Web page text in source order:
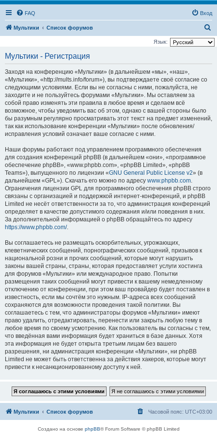
FAQ Вход
Мультики Список форумов
о
Язык:
Мультики - Регистрация
Заходя на конференцию «Мультики» (в дальнейшем «мы», «наш»,
«Мультики», «http://mults.info/forum»), вы подтверждаете своё согласие со
следующими условиями. Если вы не согласны с ними, пожалуйста, не
заходите и не пользуйтесь форумами «Мультики». Мы оставляем за
собой право изменять эти правила в любое время и сделаем всё
возможное, чтобы уведомить вас об этом, однако с вашей стороны было
бы разумным регулярно просматривать этот текст на предмет изменений,
так как использование конференции «Мультики» после обновления/
исправления условий означает ваше согласие с ними.
Наши форумы работают под управлением программного обеспечения
для создания конференций phpBB (в дальнейшем «они», «программное
обеспечение phpBB», «www.phpbb.com», «phpBB Limited», «phpBB
Teams»), выпущенного по лицензии «GNU General Public License v2» (в
дальнейшем «GPL»). Скачать его можно по адресу www.phpbb.com.
Ограничения лицензии GPL для программного обеспечения phpBB строго
связаны с организацией и поддержкой интернет-конференций, и phpBB
Limited не несёт ответственности за то, что администрация конференций
определяет в качестве допустимого содержания и/или поведения в них.
За дополнительной информацией о phpBB обращайтесь по адресу
https://www.phpbb.com/.
Вы соглашаетесь не размещать оскорбительных, угрожающих,
клеветнических сообщений, порнографических сообщений, призывов к
национальной розни и прочих сообщений, которые могут нарушить
законы вашей страны, страны, которая предоставляет услуги хостинга
для форумов «Мультики» или международное право. Попытки
размещения таких сообщений могут привести к вашему немедленному
отключению от конференции, при этом ваш провайдер будет поставлен в
известность, если мы сочтём это нужным. IP-адреса всех сообщений
сохраняются для возможности проведения такой политики. Вы
соглашаетесь с тем, что администраторы форумов «Мультики» имеют
право удалить, отредактировать, перенести или закрыть любую тему в
любое время по своему усмотрению. Как пользователь вы согласны с тем,
что введённая вами информация будет храниться в базе данных. Хотя
эта информация не будет открыта третьим лицам без вашего
разрешения, ни администрация конференции «Мультики», ни phpBB
Limited не может быть ответственна за действия хакеров, которые могут
привести к несанкционированному доступу к ней.
Мультики Список форумов Часовой пояс: UTC+03:00
Создано на основе phpBB® Forum Software © phpBB Limited